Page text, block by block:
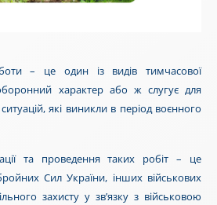
– це один із видів тимчасової
характер або ж слугує для
ситуацій, які виникли в період воєнного
та проведення таких робіт – це
Сил України, інших військових
захисту у зв’язку з військовою